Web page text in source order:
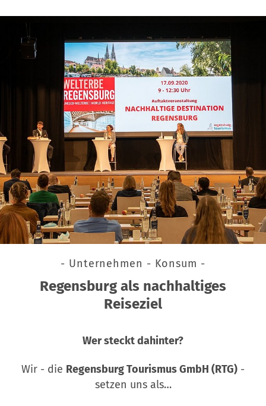
- Unternehmen - Konsum -
Regensburg als nachhaltiges
Reiseziel
Wer steckt dahinter?
Wir - die Regensburg Tourismus GmbH (RTG) -
setzen uns als…